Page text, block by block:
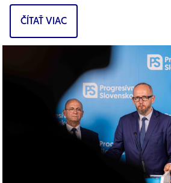
PS pre životné prostredie Tamara...
ČÍTAŤ VIAC